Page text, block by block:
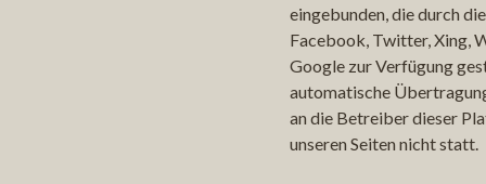
eingebunden, die durch
Facebook, Twitter, Xing,
Google zur Verfügung
automatische
an die Betreiber dieser
unseren Seiten nicht statt.